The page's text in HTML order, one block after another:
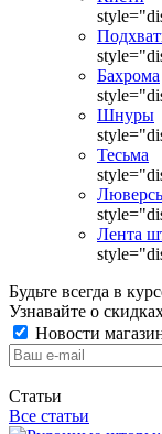
Бахрома
Шнуры
Тесьма
Лента
Будьте всегда в
Узнавайте о
Новости
Статьи
Все статьи